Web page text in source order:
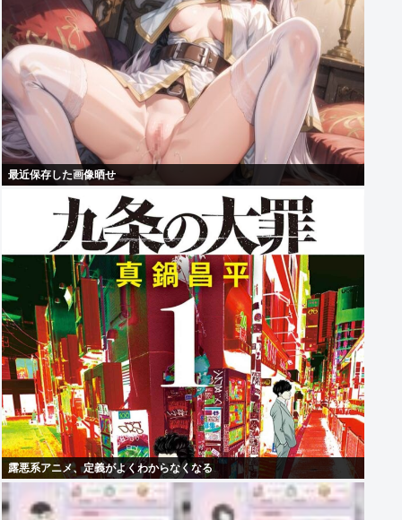
最近保存した画像晒せ
露悪系アニメ、定義がよくわからなくなる